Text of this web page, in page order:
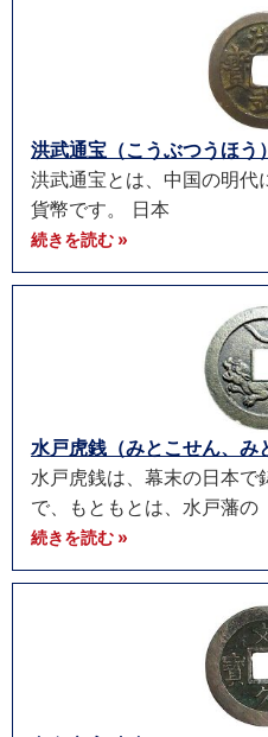
洪武通宝（こうぶつうほう
洪武通宝とは、中国の明代
貨幣です。 日本
続きを読む »
水戸虎銭（みとこせん、み
水戸虎銭は、幕末の日本で
で、もともとは、水戸藩の
続きを読む »